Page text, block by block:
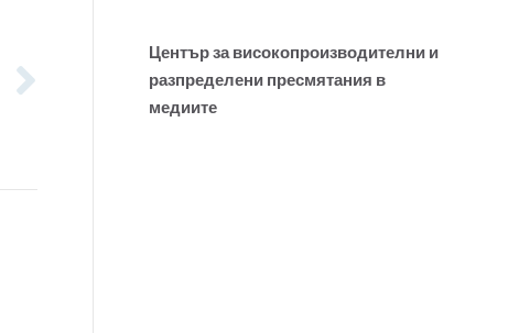
Център за високопроизводителни и
разпределени пресмятания в
медиите